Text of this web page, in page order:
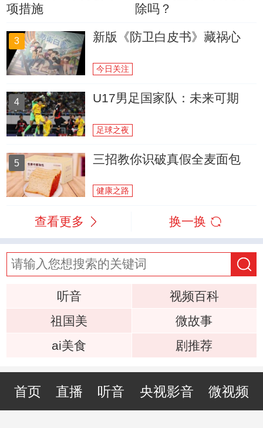
项措施
除吗？
3 新版《防卫白皮书》藏祸心
今日关注
4 U17男足国家队：未来可期
足球之夜
5 三招教你识破真假全麦面包
健康之路
查看更多 换一换
听音
视频百科
祖国美
微故事
ai美食
剧推荐
首页 直播 听音 央视影音 微视频